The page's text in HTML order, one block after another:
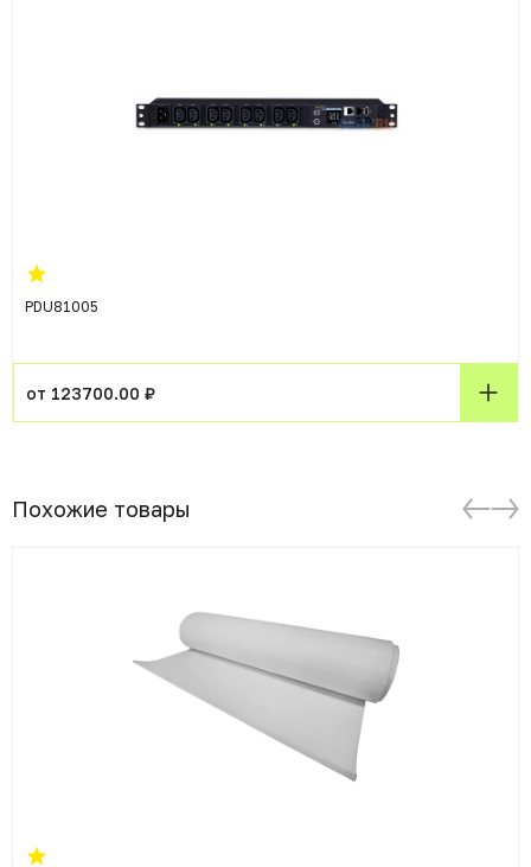
PDU81005
от 123700.00 ₽
Похожие товары